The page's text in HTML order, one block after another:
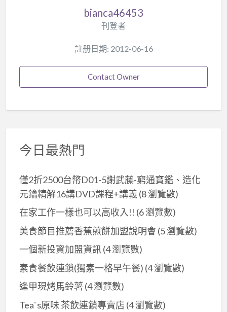
bianca46453
刊登者
註册日期: 2012-06-16
Contact Owner
今日最熱門
僅2折2500台幣D01-5謝武藤-窮通寶鑑、造化
元鑰精解16講DVD課程+講義 (8 瀏覽數)
在家工作一樣也可以高收入!! (6 瀏覽數)
美食節目推薦香蕉煎餅加盟說明會 (5 瀏覽數)
一個新投資加盟資訊(4 瀏覽數)
素食餐飲連鎖(獨素一格早午餐) (4 瀏覽數)
逢甲現烤馬鈴薯 (4 瀏覽數)
Tea`s原味 茶飲連鎖專賣店 (4 瀏覽數)